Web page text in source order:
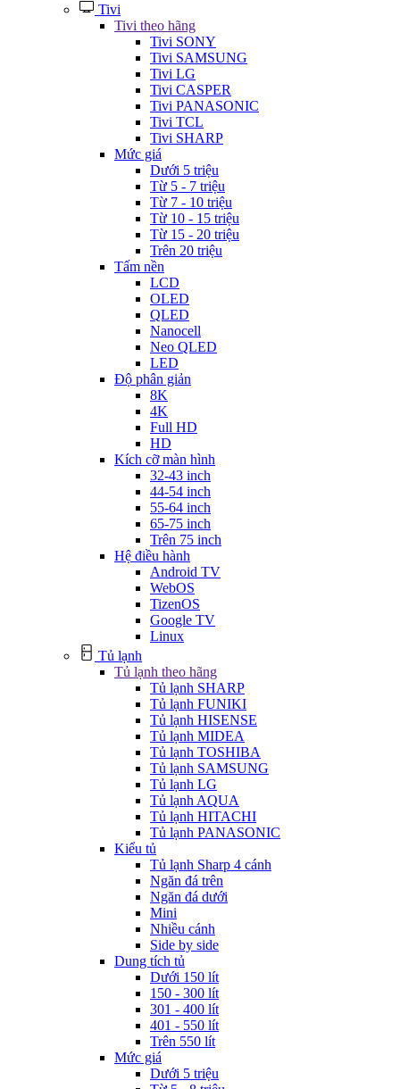
Tivi
Tivi theo hãng
Tivi SONY
Tivi SAMSUNG
Tivi LG
Tivi CASPER
Tivi PANASONIC
Tivi TCL
Tivi SHARP
Mức giá
Dưới 5 triệu
Từ 5 - 7 triệu
Từ 7 - 10 triệu
Từ 10 - 15 triệu
Từ 15 - 20 triệu
Trên 20 triệu
Tấm nền
LCD
OLED
QLED
Nanocell
Neo QLED
LED
Độ phân giản
8K
4K
Full HD
HD
Kích cỡ màn hình
32-43 inch
44-54 inch
55-64 inch
65-75 inch
Trên 75 inch
Hệ điều hành
Android TV
WebOS
TizenOS
Google TV
Linux
Tủ lạnh
Tủ lạnh theo hãng
Tủ lạnh SHARP
Tủ lạnh FUNIKI
Tủ lạnh HISENSE
Tủ lạnh MIDEA
Tủ lạnh TOSHIBA
Tủ lạnh SAMSUNG
Tủ lạnh LG
Tủ lạnh AQUA
Tủ lạnh HITACHI
Tủ lạnh PANASONIC
Kiểu tủ
Tủ lạnh Sharp 4 cánh
Ngăn đá trên
Ngăn đá dưới
Mini
Nhiều cánh
Side by side
Dung tích tủ
Dưới 150 lít
150 - 300 lít
301 - 400 lít
401 - 550 lít
Trên 550 lít
Mức giá
Dưới 5 triệu